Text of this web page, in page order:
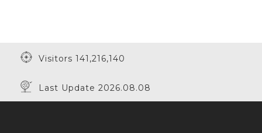
Visitors 141,216,140
Last Update 2026.08.08